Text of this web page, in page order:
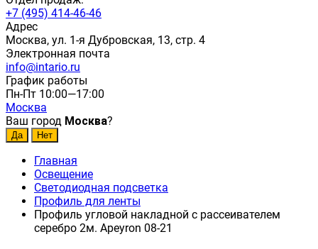
+7 (495) 414-46-46
Адрес
Москва, ул. 1-я Дубровская, 13, стр. 4
Электронная почта
info@intario.ru
График работы
Пн-Пт 10:00—17:00
Москва
Ваш город Москва?
Главная
Освещение
Светодиодная подсветка
Профиль для ленты
Профиль угловой накладной с рассеивателем
серебро 2м. Apeyron 08-21